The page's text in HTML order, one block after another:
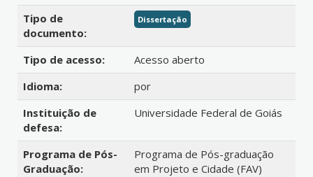
Tipo de
documento:
Dissertação
Tipo de acesso:
Acesso aberto
Idioma:
por
Instituição de
defesa:
Universidade Federal de Goiás
Programa de Pós-
Graduação:
Programa de Pós-graduação
em Projeto e Cidade (FAV)